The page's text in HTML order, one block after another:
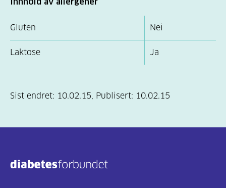
Gluten Nei
Laktose Ja
Sist endret: 10.02.15, Publisert: 10.02.15